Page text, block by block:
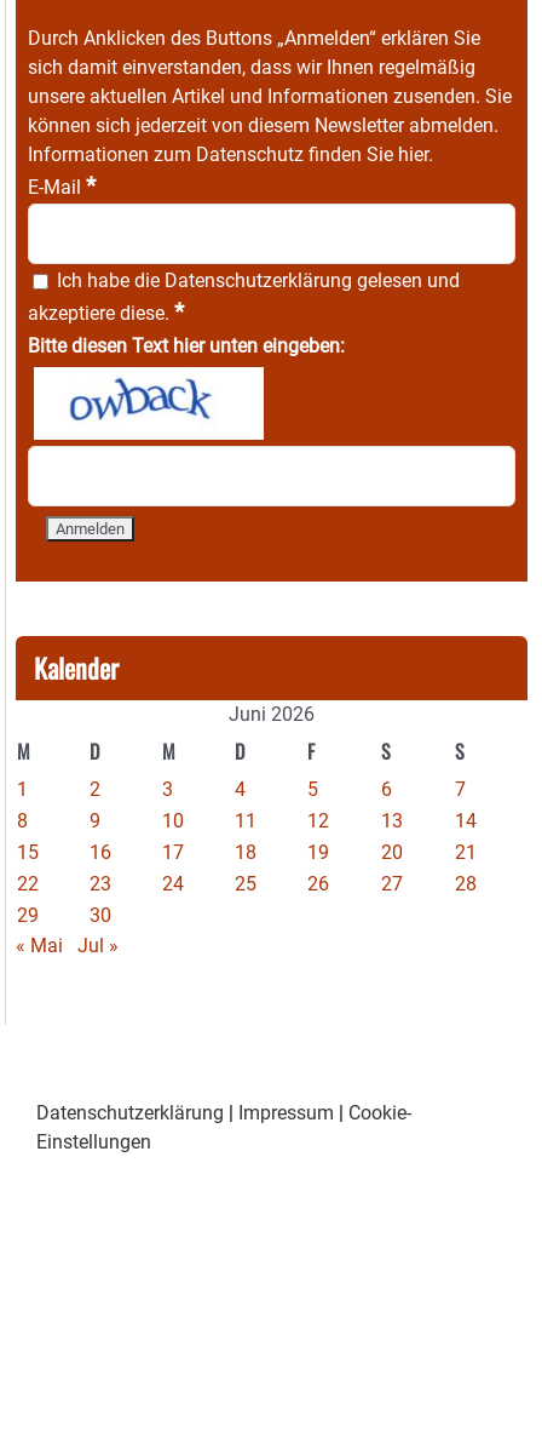
Durch Anklicken des Buttons „Anmelden“ erklären Sie
sich damit einverstanden, dass wir Ihnen regelmäßig
unsere aktuellen Artikel und Informationen zusenden. Sie
können sich jederzeit von diesem Newsletter abmelden.
Informationen zum Datenschutz finden Sie hier.
E-Mail *
Ich habe die Datenschutzerklärung gelesen und
akzeptiere diese. *
Bitte diesen Text hier unten eingeben:
Kalender
Juni 2026
M D M D F S S
1 2 3 4 5 6
7
8
9 10 11 12 13
14
15
16 17 18 19 20
21
22
23 24 25 26 27
28
29
30
« Mai
Jul »
Datenschutzerklärung | Impressum | Cookie-
Einstellungen